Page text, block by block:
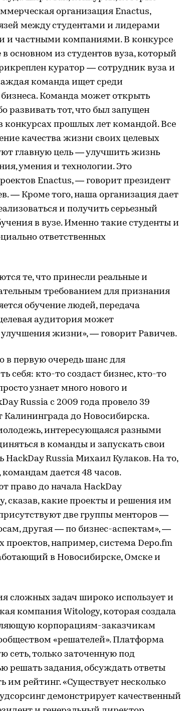
организация Enactus,
между студентами и лидерами
и частными компаниями. В конкурсе
основном из студентов вуза, который
куратор — сотрудник вуза и
команда ищет среди
бизнеса. Команда может открыть
развивать тот, что был запущен
конкурсах прошлых лет командой. Все
качества жизни своих целевых
главную цель — улучшить жизнь
умения и технологии. Это
Enactus, — говорит президент
— Кроме того, наша организация дает
и получить серьезный
в вузе. Именно такие студенты и
ответственных
те, что принесли реальные и
требованием для признания
обучение людей, передача
аудитория может
жизни», — говорит Равичев.
в первую очередь шанс для
себя: кто-то создаст бизнес, кто-то
узнает много нового и
Russia с 2009 года провело 39
до Новосибирска.
интересующаяся разными
в команды и запускать свои
HackDay Russia Михаил Кулаков. На то,
дается 48 часов.
право до начала HackDay
сказав, какие проекты и решения им
две группы менторов —
другая — по бизнес-аспектам», —
проектов, например, система Depo.fm
в Новосибирске, Омске и
сложных задач широко использует и
компания Witology, которая создала
корпорациям-заказчикам
«решателей». Платформа
сеть, только заточенную под
решать задания, обсуждать ответы
им рейтинг. «Существует несколько
демонстрирует качественный